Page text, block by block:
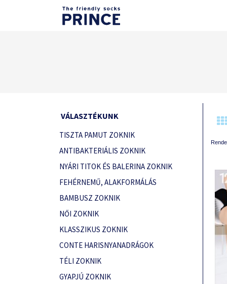
VÁLASZTÉKUNK
TISZTA PAMUT ZOKNIK
ANTIBAKTERIÁLIS ZOKNIK
NYÁRI TITOK ÉS BALERINA ZOKNIK
FEHÉRNEMŰ, ALAKFORMÁLÁS
BAMBUSZ ZOKNIK
NŐI ZOKNIK
KLASSZIKUS ZOKNIK
CONTE HARISNYANADRÁGOK
TÉLI ZOKNIK
GYAPJÚ ZOKNIK